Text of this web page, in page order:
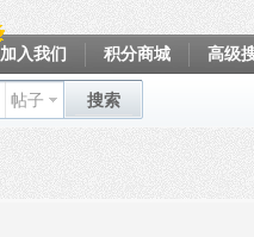
加入我们 积分商城 高级
帖子 搜索